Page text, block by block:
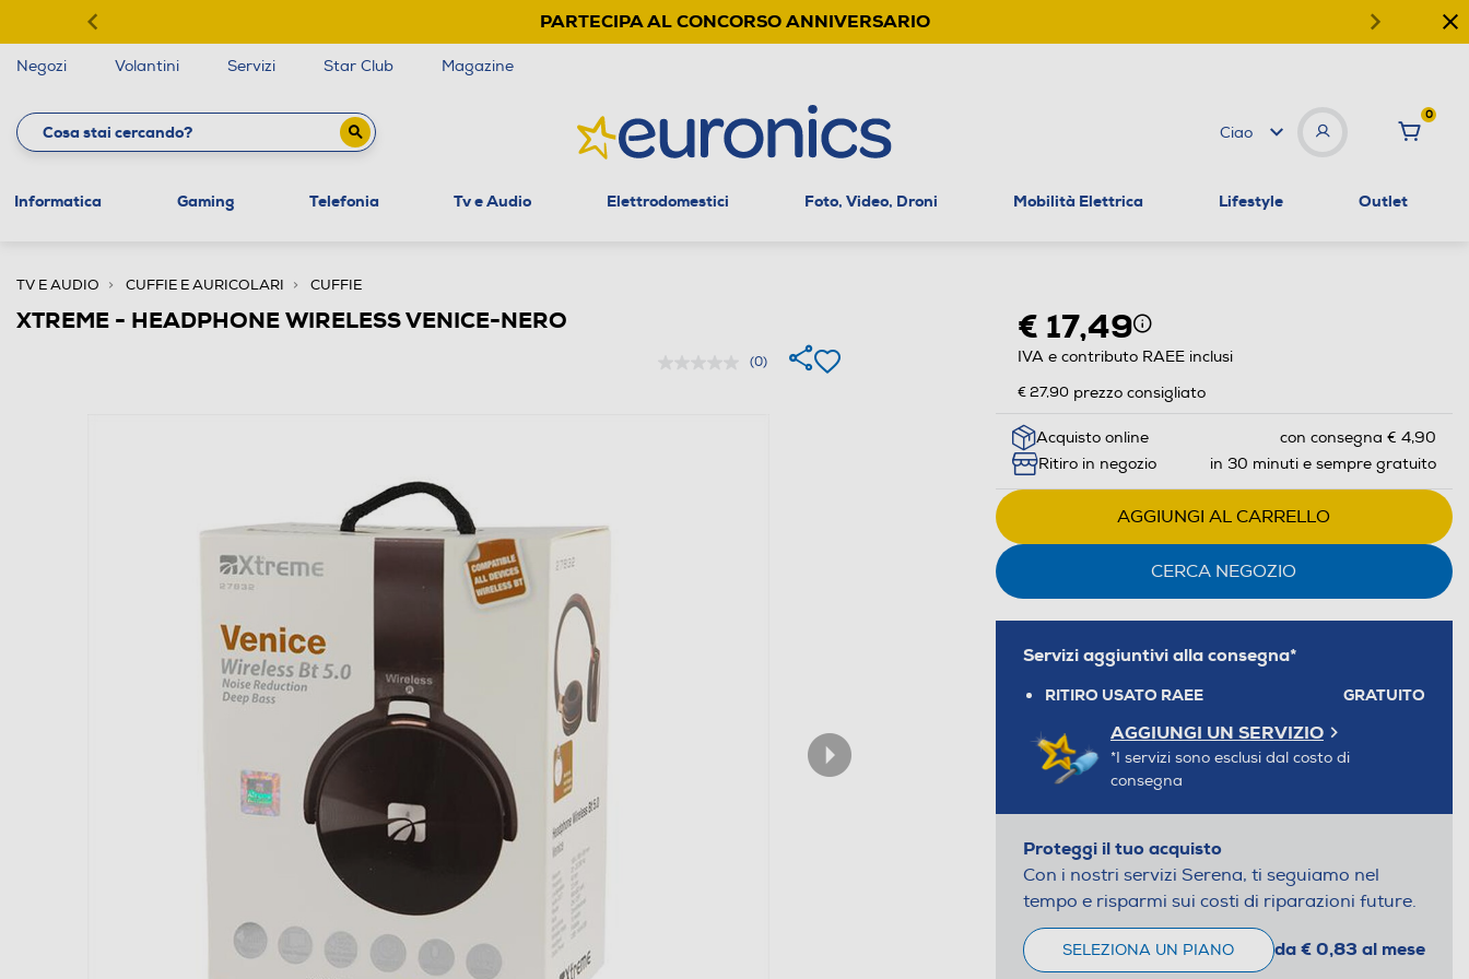
PARTECIPA AL CONCORSO ANNIVERSARIO
Negozi Volantini Servizi Star Club Magazine
Ciao
0
Informatica Gaming Telefonia Tv e Audio Elettrodomestici Foto, Video, Droni Mobilità Elettrica Lifestyle Outlet
TV E AUDIO CUFFIE E AURICOLARI CUFFIE
XTREME - HEADPHONE WIRELESS VENICE-NERO
(0)
€ 17,49
IVA e contributo RAEE inclusi
€ 27,90 prezzo consigliato
Acquisto online
con consegna € 4,90
Ritiro in negozio
in 30 minuti e sempre gratuito
AGGIUNGI AL CARRELLO
CERCA NEGOZIO
Servizi aggiuntivi alla consegna*
RITIRO USATO RAEE GRATUITO
AGGIUNGI UN SERVIZIO
*I servizi sono esclusi dal costo di
consegna
Proteggi il tuo acquisto
Con i nostri servizi Serena, ti seguiamo nel
tempo e risparmi sui costi di riparazioni future.
SELEZIONA UN PIANO da € 0,83 al mese